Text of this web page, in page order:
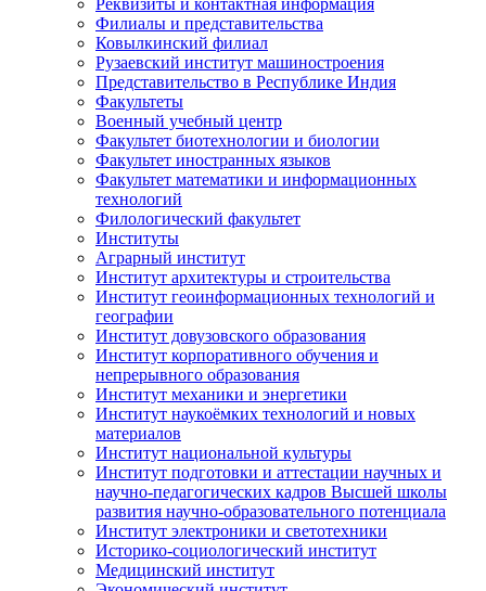
Филиалы и представительства
Ковылкинский филиал
Рузаевский институт машиностроения
Представительство в Республике Индия
Факультеты
Военный учебный центр
Факультет биотехнологии и биологии
Факультет иностранных языков
Факультет математики и информационных
технологий
Филологический факультет
Институты
Аграрный институт
Институт архитектуры и строительства
Институт геоинформационных технологий и
географии
Институт довузовского образования
Институт корпоративного обучения и
непрерывного образования
Институт механики и энергетики
Институт наукоёмких технологий и новых
материалов
Институт национальной культуры
Институт подготовки и аттестации научных и
научно-педагогических кадров Высшей школы
развития научно-образовательного потенциала
Институт электроники и светотехники
Историко-социологический институт
Медицинский институт